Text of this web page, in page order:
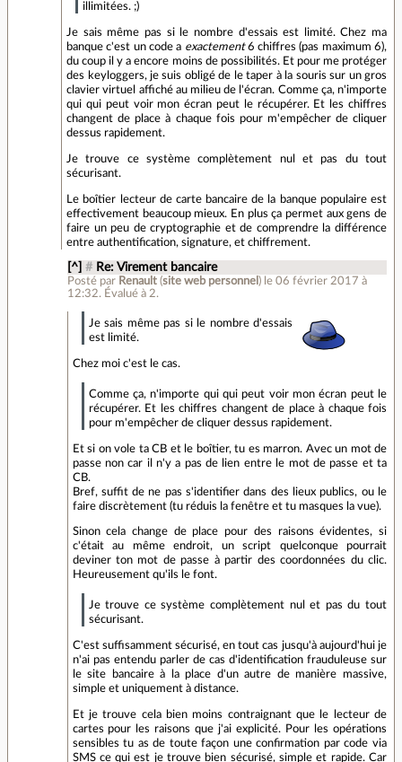
illimitées. ;)
Je sais même pas si le nombre d'essais est limité. Chez ma
banque c'est un code a exactement6 chiffres (pas maximum 6),
du coup il y a encore moins de possibilités. Et pour me protéger
des keyloggers, je suis obligé de le taper à la souris sur un gros
clavier virtuel affiché au milieu de l'écran. Comme ça, n'importe
qui qui peut voir mon écran peut le récupérer. Et les chiffres
changent de place à chaque fois pour m'empêcher de cliquer
dessus rapidement.
Je trouve ce système complètement nul et pas du tout
sécurisant.
Le boîtier lecteur de carte bancaire de la banque populaire est
effectivement beaucoup mieux. En plus ça permet aux gens de
faire un peu de cryptographie et de comprendre la différence
entre authentification, signature, et chiffrement.
[^] # Re: Virement bancaire
Posté par Renault(site web personnel ) le 06 février 2017 à
12:32.Évalué à 2.
Je sais même pas si le nombre d'essais
est limité.
Chez moi c'est le cas.
Comme ça, n'importe qui qui peut voir mon écran peut le
récupérer. Et les chiffres changent de place à chaque fois
pour m'empêcher de cliquer dessus rapidement.
Et si on vole ta CB et le boîtier, tu es marron. Avec un mot de
passe non car il n'y a pas de lien entre le mot de passe et ta
CB.
Bref, suffit de ne pas s'identifier dans des lieux publics, ou le
faire discrètement (tu réduis la fenêtre et tu masques la vue).
Sinon cela change de place pour des raisons évidentes, si
c'était au même endroit, un script quelconque pourrait
deviner ton mot de passe à partir des coordonnées du clic.
Heureusement qu'ils le font.
Je trouve ce système complètement nul et pas du tout
sécurisant.
C'est suffisamment sécurisé, en tout cas jusqu'à aujourd'hui je
n'ai pas entendu parler de cas d'identification frauduleuse sur
le site bancaire à la place d'un autre de manière massive,
simple et uniquement à distance.
Et je trouve cela bien moins contraignant que le lecteur de
cartes pour les raisons que j'ai explicité. Pour les opérations
sensibles tu as de toute façon une confirmation par code via
SMS ce qui est je trouve bien sécurisé, simple et rapide. Car